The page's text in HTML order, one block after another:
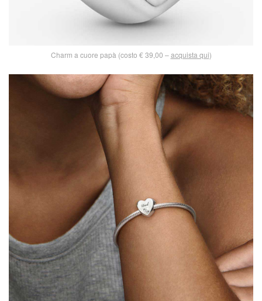
Charm a cuore papà (costo € 39,00 –acquista qui)